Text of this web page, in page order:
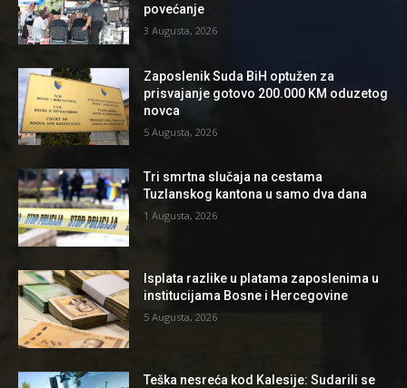
povećanje
3 Augusta, 2026
Zaposlenik Suda BiH optužen za
prisvajanje gotovo 200.000 KM oduzetog
novca
5 Augusta, 2026
Tri smrtna slučaja na cestama
Tuzlanskog kantona u samo dva dana
1 Augusta, 2026
Isplata razlike u platama zaposlenima u
institucijama Bosne i Hercegovine
5 Augusta, 2026
Teška nesreća kod Kalesije: Sudarili se